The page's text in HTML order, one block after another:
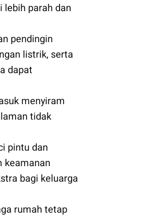
parah dan
pendingin
listrik, serta
dapat
menyiram
tidak
pintu dan
keamanan
bagi keluarga
rumah tetap